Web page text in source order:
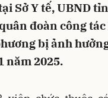
Sở Y tế, UBND
đoàn công
bị ảnh
năm 2025.